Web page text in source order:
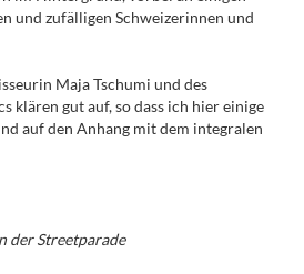
und zufälligen Schweizerinnen und
Maja Tschumi und des
klären gut auf, so dass ich hier einige
auf den Anhang mit dem integralen
der Streetparade